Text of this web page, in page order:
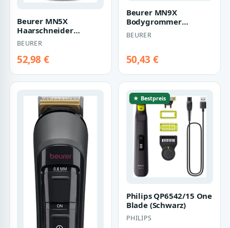
Beurer MN5X
Haarschneider
(schwarz)
BEURER
52,98 €
Beurer MN9X
Bodygrommer
(schwarz)
BEURER
50,43 €
★ Bestpreis
Philips QP6542/15 One
Blade (Schwarz)
PHILIPS